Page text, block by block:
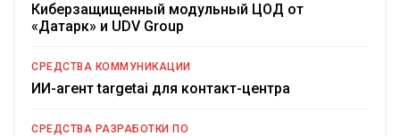
Киберзащищенный модульный ЦОД от
«Датарк» и UDV Group
СРЕДСТВА КОММУНИКАЦИИ
ИИ-агент targetai для контакт-центра
СРЕДСТВА РАЗРАБОТКИ ПО